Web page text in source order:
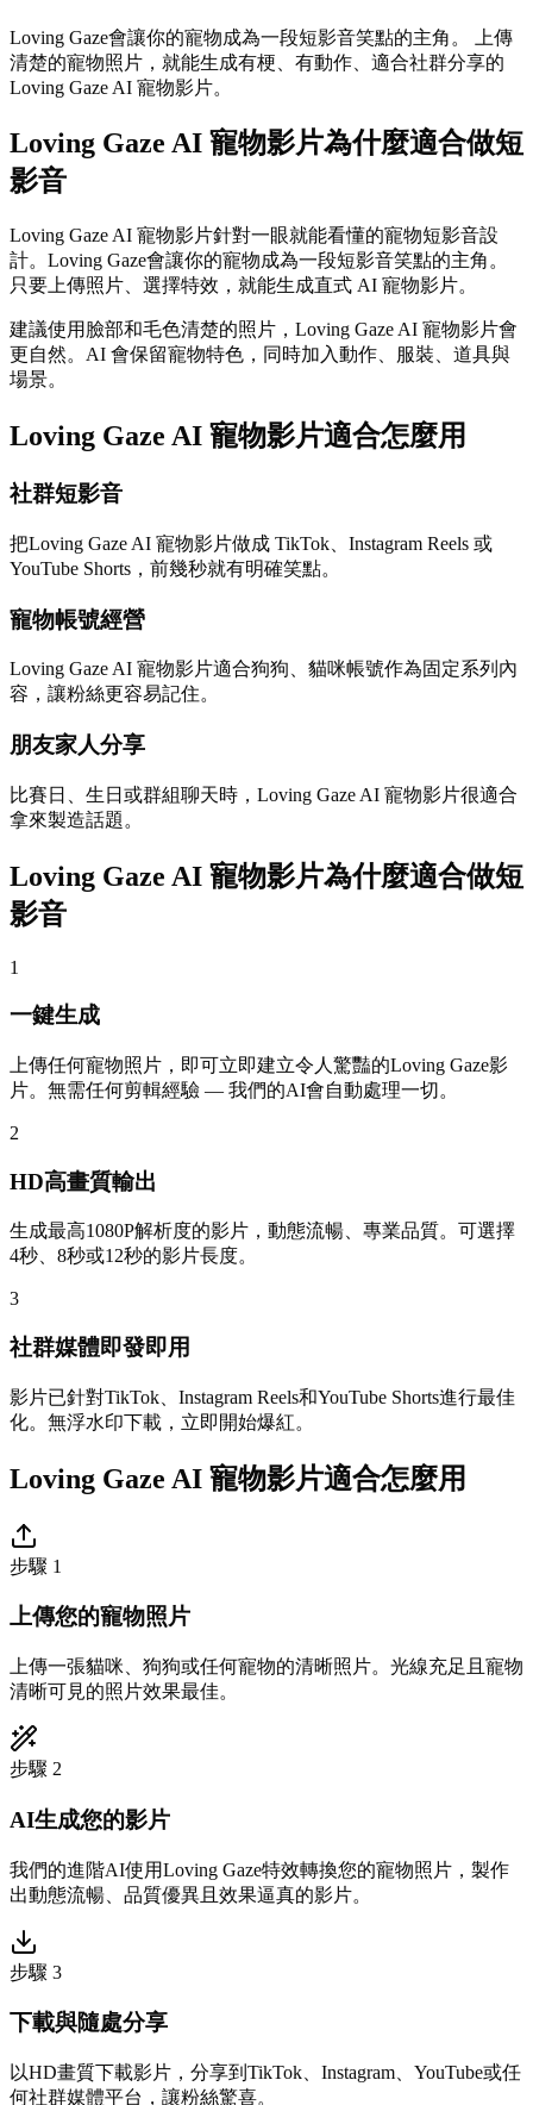
Loving Gaze會讓你的寵物成為一段短影音笑點的主角。 上傳
清楚的寵物照片，就能生成有梗、有動作、適合社群分享的
Loving Gaze AI 寵物影片。
Loving Gaze AI 寵物影片為什麼適合做短
影音
Loving Gaze AI 寵物影片針對一眼就能看懂的寵物短影音設
計。Loving Gaze會讓你的寵物成為一段短影音笑點的主角。
只要上傳照片、選擇特效，就能生成直式 AI 寵物影片。
建議使用臉部和毛色清楚的照片，Loving Gaze AI 寵物影片會
更自然。AI 會保留寵物特色，同時加入動作、服裝、道具與
場景。
Loving Gaze AI 寵物影片適合怎麼用
社群短影音
把Loving Gaze AI 寵物影片做成 TikTok、Instagram Reels 或
YouTube Shorts，前幾秒就有明確笑點。
寵物帳號經營
Loving Gaze AI 寵物影片適合狗狗、貓咪帳號作為固定系列內
容，讓粉絲更容易記住。
朋友家人分享
比賽日、生日或群組聊天時，Loving Gaze AI 寵物影片很適合
拿來製造話題。
Loving Gaze AI 寵物影片為什麼適合做短
影音
1
一鍵生成
上傳任何寵物照片，即可立即建立令人驚豔的Loving Gaze影
片。無需任何剪輯經驗 — 我們的AI會自動處理一切。
2
HD高畫質輸出
生成最高1080P解析度的影片，動態流暢、專業品質。可選擇
4秒、8秒或12秒的影片長度。
3
社群媒體即發即用
影片已針對TikTok、Instagram Reels和YouTube Shorts進行最佳
化。無浮水印下載，立即開始爆紅。
Loving Gaze AI 寵物影片適合怎麼用
步驟 1
上傳您的寵物照片
上傳一張貓咪、狗狗或任何寵物的清晰照片。光線充足且寵物
清晰可見的照片效果最佳。
步驟 2
AI生成您的影片
我們的進階AI使用Loving Gaze特效轉換您的寵物照片，製作
出動態流暢、品質優異且效果逼真的影片。
步驟 3
下載與隨處分享
以HD畫質下載影片，分享到TikTok、Instagram、YouTube或任
何社群媒體平台，讓粉絲驚喜。